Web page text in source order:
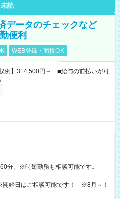
未読
データのチェックなど
便利
WEB登録・面接OK
例】314,500円～ ■給与の前払いが可
。※時短勤務も相談可能です。
始日はご相談可能です！ ※8月～！